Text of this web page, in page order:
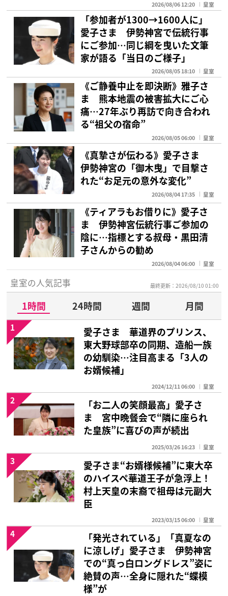
2026/08/06 12:20 皇室
「参加者が1300→1600人に」
愛子さま 伊勢神宮で伝統行事
にご参加…同じ綱を曳いた文筆
家が語る「当日のご様子」
2026/08/05 18:10 皇室
《ご静養中止を即決断》雅子さ
ま 熊本地震の被害拡大にご心
痛…27年ぶり再訪で向き合われ
る“祖父の宿命”
2026/08/05 06:00 皇室
《真摯さが伝わる》愛子さま
伊勢神宮の「御木曳」で目撃さ
れた“お足元の意外な変化”
2026/08/04 17:35 皇室
《ティアラもお借りに》愛子さ
ま 伊勢神宮伝統行事ご参加の
陰に…指標とする叔母・黒田清
子さんからの勧め
2026/08/04 06:00 皇室
皇室の人気記事 最終更新：2026/08/10 01:00
1時間 24時間 週間
月間
愛子さま 華道界のプリンス、
東大野球部卒の同期、造船一族
の幼馴染…注目高まる「3人の
お婿候補」
2024/12/11 06:00 皇室
1
「お二人の笑顔最高」愛子さ
ま 宮中晩餐会で“隣に座られ
た皇族”に喜びの声が続出
2025/03/26 16:23 皇室
2
愛子さま“お婿様候補”に東大卒
のハイスペ華道王子が急浮上！
村上天皇の末裔で祖母は元副大
臣
2023/03/15 06:00 皇室
3
「発光されている」「真夏なの
に涼しげ」愛子さま 伊勢神宮
での“真っ白ロングドレス”姿に
絶賛の声…全身に隠れた“蝶模
様”が
4